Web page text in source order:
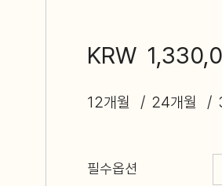
KRW
12개월 24개월
필수옵션